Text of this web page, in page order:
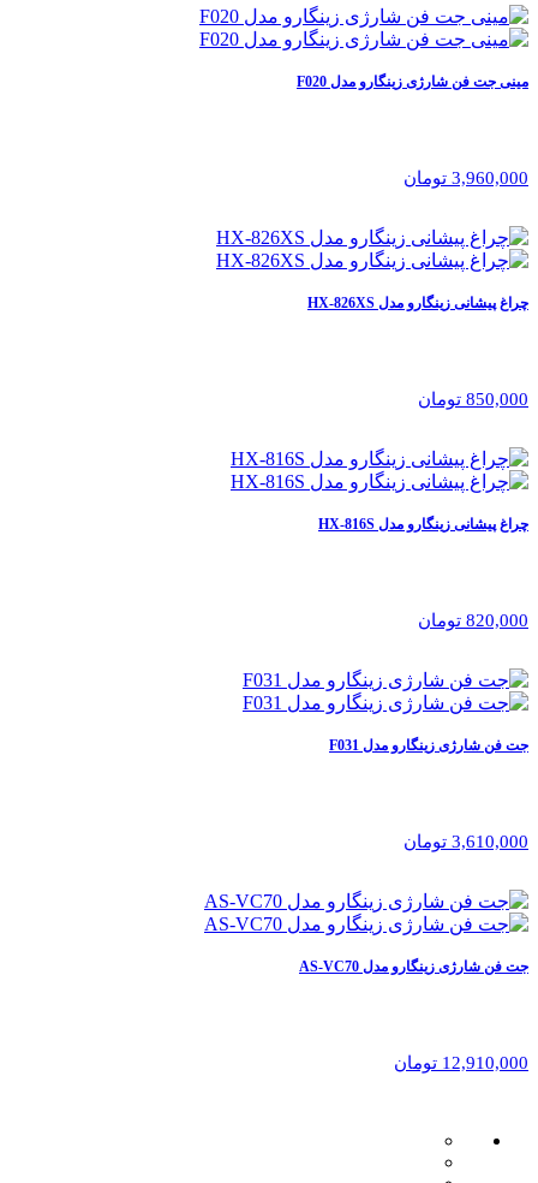
مینی جت فن شارژی زینگارو مدل F020
3,960,000 تومان
چراغ پیشانی زینگارو مدل HX-826XS
850,000 تومان
چراغ پیشانی زینگارو مدل HX-816S
820,000 تومان
جت فن شارژی زینگارو مدل F031
3,610,000 تومان
جت فن شارژی زینگارو مدل AS-VC70
12,910,000 تومان